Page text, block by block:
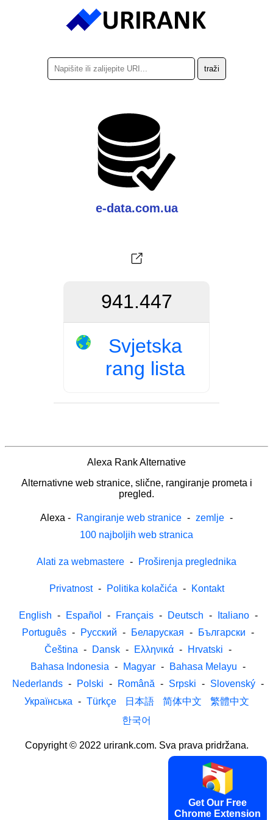
e-data.com.ua
941.447
Svjetska
rang lista
Alexa Rank Alternative
Alternativne web stranice, slične, rangiranje prometa i
pregled.
Alexa - Rangiranje web stranice - zemlje -
100 najboljih web stranica
Alati za webmastere - Proširenja preglednika
Privatnost - Politika kolačića - Kontakt
English - Español - Français - Deutsch - Italiano -
Português - Русский - Беларуская - Български -
Čeština - Dansk - Ελληνικά - Hrvatski -
Bahasa Indonesia - Magyar - Bahasa Melayu -
Nederlands - Polski - Română - Srpski - Slovenský -
Українська - Türkçe 日本語 简体中文
繁體中文
한국어
Copyright © 2022 urirank.com. Sva prava pridržana.
Get Our Free
Chrome Extension